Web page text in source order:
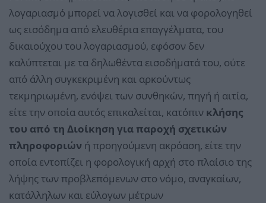
λογαριασμό μπορεί να λογισθεί και να φορολογηθεί
ως εισόδημα από ελευθέρια επαγγέλματα, του
δικαιούχου του λογαριασμού, εφόσον δεν
καλύπτεται με τα δηλωθέντα εισοδήματά του, ούτε
από άλλη συγκεκριμένη και αρκούντως
τεκμηριωμένη, ενόψει των συνθηκών, πηγή ή αιτία,
είτε την οποία αυτός επικαλείται, κατόπιν κλήσης
του από τη Διοίκηση για παροχή σχετικών
πληροφοριών ή προηγούμενη ακρόαση, είτε την
οποία εντοπίζει η φορολογική αρχή στο πλαίσιο της
λήψης των προβλεπόμενων στο νόμο, αναγκαίων,
κατάλληλων και εύλογων μέτρων